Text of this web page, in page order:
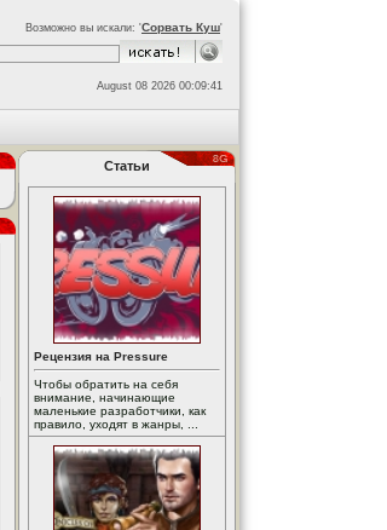
Возможно вы искали: 'Сорвать Куш'
August 08 2026 00:09:41
Статьи
Рецензия на Pressure
Чтобы обратить на себя
внимание, начинающие
маленькие разработчики, как
правило, уходят в жанры, ...